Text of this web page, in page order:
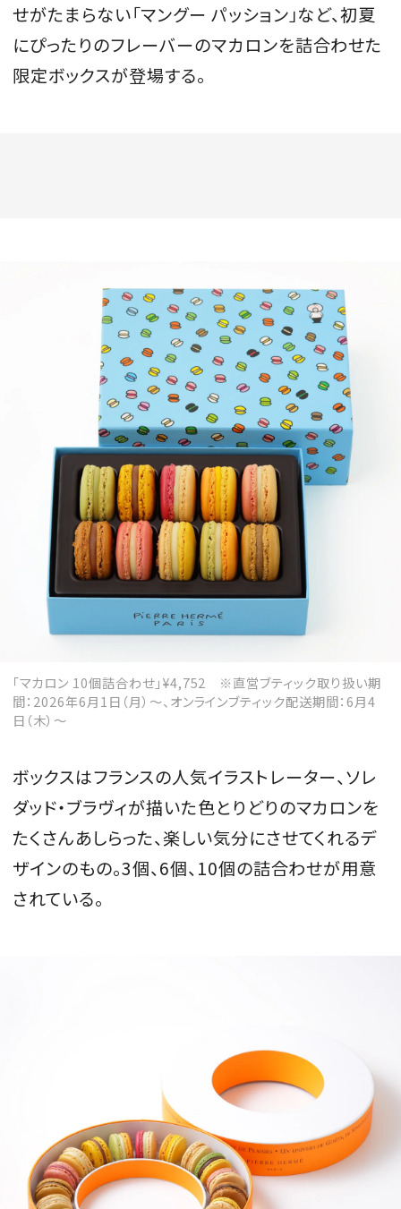
せがたまらない「マングー パッション」など、初夏
にぴったりのフレーバーのマカロンを詰合わせた
限定ボックスが登場する。
「マカロン 10個詰合わせ」¥4,752 ※直営ブティック取り扱い期
間：2026年6月1日（月）〜、オンラインブティック配送期間：6月4
日（木）～
ボックスはフランスの人気イラストレーター、ソレ
ダッド・ブラヴィが描いた色とりどりのマカロンを
たくさんあしらった、楽しい気分にさせてくれるデ
ザインのもの。3個、6個、10個の詰合わせが用意
されている。